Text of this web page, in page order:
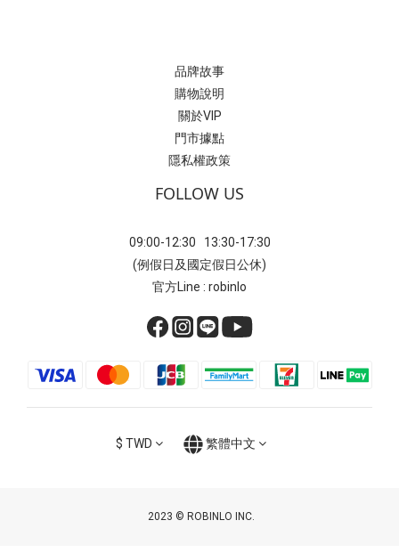
品牌故事
購物說明
關於VIP
門市據點
隱私權政策
FOLLOW US
09:00-12:30 13:30-17:30
(例假日及國定假日公休)
官方Line : robinlo
$ TWD 繁體中文
2023 © ROBINLO INC.